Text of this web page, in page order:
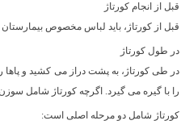
قبل از انجام کورتاژ
قبل از کورتاژ، باید لباس مخصوص بیمارستان
در طول کورتاژ
در طی کورتاژ، به پشت دراز می کشید و پاها
را با گیره می گیرد. اگرچه کورتاژ شامل
کورتاژ شامل دو مرحله اصلی است: